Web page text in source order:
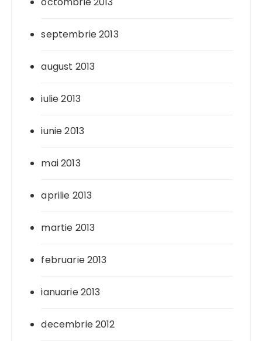
septembrie 2013
august 2013
iulie 2013
iunie 2013
mai 2013
aprilie 2013
martie 2013
februarie 2013
ianuarie 2013
decembrie 2012